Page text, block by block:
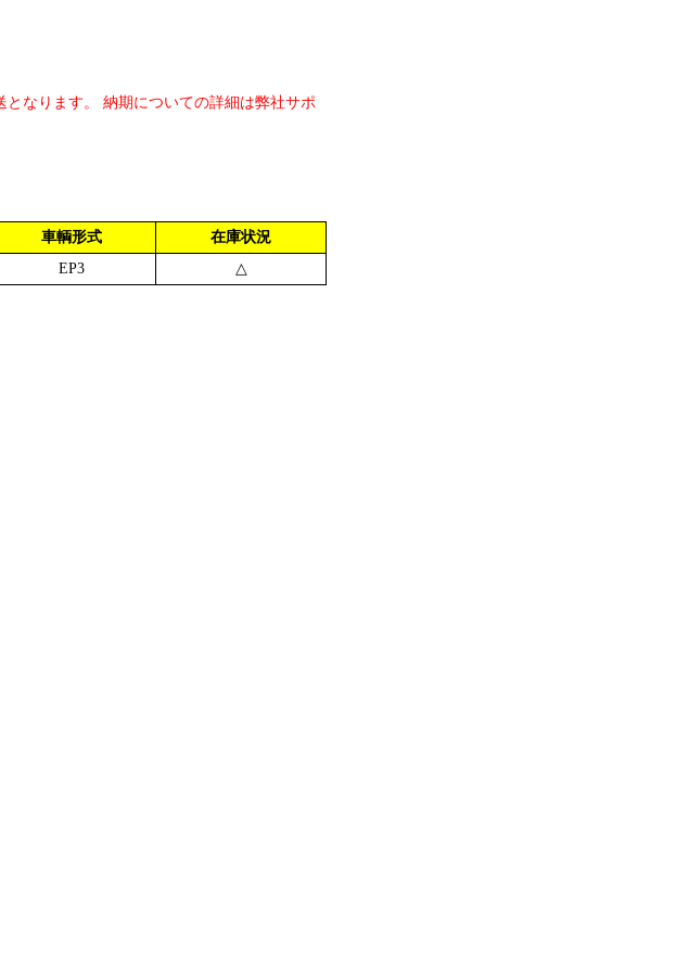
なります。 納期についての詳細は弊社サポ
車輌形式
在庫状況
EP3 △